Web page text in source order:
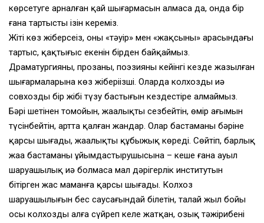
көрсетуге арналған қай шығармасын алмасаң да, онда бір
ғана тартыстың ізін кереміз.
Жіті көз жіберсеңіз, оның «тәуір» мен «жақсының» арасындағы
тартыс, қақтығыс екенін бірден байқаймыз.
Драматургияның, прозаның, поэзияның кейінгі кезде жазылған
шығармаларына көз жіберіңізші. Оларда колхоздың иә
совхоздың бір жібі түзу бастығын кездестіре алмаймыз.
Бәрі шетінен тоңмойын, жаңалықты сезбейтін, өмір ағымын
түсінбейтін, артта қалған жандар. Олар бастаманың бәріне
қарсы шығады, жаңалықты құбыжық көреді. Сөйтіп, барлық
жаңа бастаманың ұйымдастырушысына – кеше ғана ауыл
шаруашылық иә болмаса мал дәрігерлік институтын
бітірген жас маманға қарсы шығады. Колхоз
шаруашылығын бес саусағындай білетін, талай жыл бойы
осы колхозды алға сүйреп келе жатқан, озық тәжірибені